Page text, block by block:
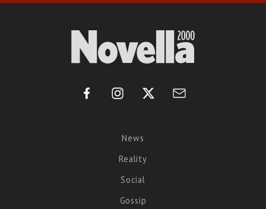
News
Reality
Social
Gossip